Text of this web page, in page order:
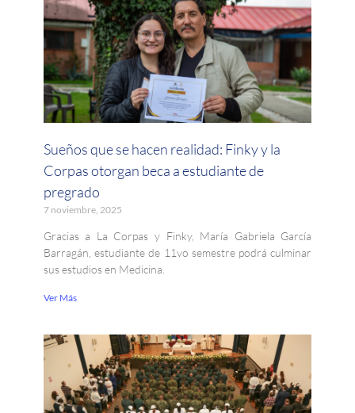
Sueños que se hacen realidad: Finky y la
Corpas otorgan beca a estudiante de
pregrado
7 noviembre, 2025
Gracias a La Corpas y Finky, María Gabriela García
Barragán, estudiante de 11vo semestre podrá culminar
sus estudios en Medicina.
Ver Más